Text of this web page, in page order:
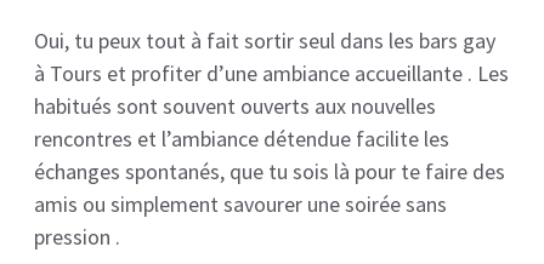
Oui, tu peux tout à fait sortir seul dans les bars gay
à Tours et profiter d’une ambiance accueillante . Les
habitués sont souvent ouverts aux nouvelles
rencontres et l’ambiance détendue facilite les
échanges spontanés, que tu sois là pour te faire des
amis ou simplement savourer une soirée sans
pression .